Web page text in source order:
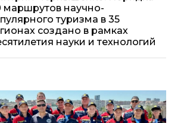
маршрутов научно-
туризма в 35
создано в рамках
науки и технологий